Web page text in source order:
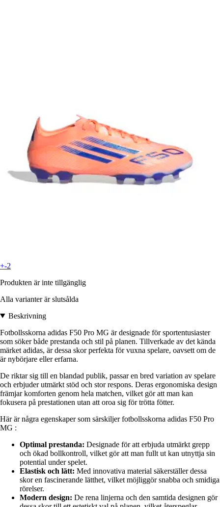
+-2
Produkten är inte tillgänglig
Alla varianter är slutsålda
Beskrivning
Fotbollsskorna adidas F50 Pro MG är designade för sportentusiaster
som söker både prestanda och stil på planen. Tillverkade av det kända
märket adidas, är dessa skor perfekta för vuxna spelare, oavsett om de
är nybörjare eller erfarna.
De riktar sig till en blandad publik, passar en bred variation av spelare
och erbjuder utmärkt stöd och stor respons. Deras ergonomiska design
främjar komforten genom hela matchen, vilket gör att man kan
fokusera på prestationen utan att oroa sig för trötta fötter.
Här är några egenskaper som särskiljer fotbollsskorna adidas F50 Pro
MG :
Optimal prestanda: Designade för att erbjuda utmärkt grepp
och ökad bollkontroll, vilket gör att man fullt ut kan utnyttja sin
potential under spelet.
Elastisk och lätt: Med innovativa material säkerställer dessa
skor en fascinerande lätthet, vilket möjliggör snabba och smidiga
rörelser.
Modern design: De rena linjerna och den samtida designen gör